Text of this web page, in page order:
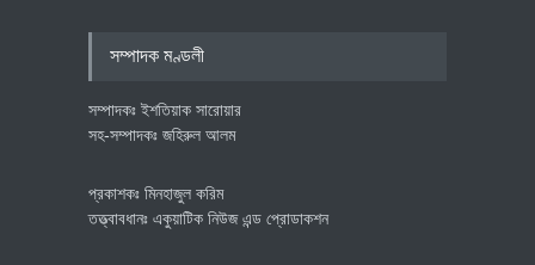
সম্পাদক মণ্ডলী
সম্পাদকঃ ইশতিয়াক সারোয়ার
সহ-সম্পাদকঃ জহিরুল আলম
প্রকাশকঃ মিনহাজুল করিম
তত্ত্বাবধানঃ একুয়াটিক নিউজ এন্ড প্রোডাকশন